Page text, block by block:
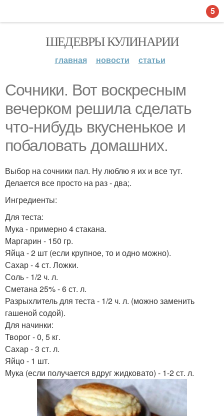
ШЕДЕВРЫ КУЛИНАРИИ
главная новости статьи
Сочники. Вот воскресным
вечерком решила сделать
что-нибудь вкусненькое и
побаловать домашних.
Выбор на сочники пал. Ну люблю я их и все тут.
Делается все просто на раз - два;.
Ингредиенты:
Для теста:
Мука - примерно 4 стакана.
Маргарин - 150 гр.
Яйца - 2 шт (если крупное, то и одно можно).
Сахар - 4 ст. Ложки.
Соль - 1/2 ч. л.
Сметана 25% - 6 ст. л.
Разрыхлитель для теста - 1/2 ч. л. (можно заменить
гашеной содой).
Для начинки:
Творог - 0, 5 кг.
Сахар - 3 ст. л.
Яйцо - 1 шт.
Мука (если получается вдруг жидковато) - 1-2 ст. л.
5